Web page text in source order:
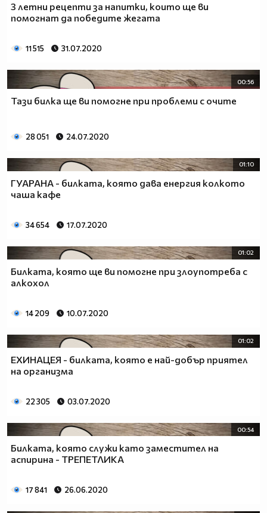
3 летни рецепти за напитки, които ще ви
помогнат да победите жегата
11 515 31.07.2020
00:56
Тази билка ще ви помогне при проблеми с очите
28 051 24.07.2020
01:10
ГУАРАНА - билката, която дава енергия колкото
чаша кафе
34 654 17.07.2020
01:02
Билката, която ще ви помогне при злоупотреба с
алкохол
14 209 10.07.2020
01:02
ЕХИНАЦЕЯ - билката, която е най-добър приятел
на организма
22 305 03.07.2020
00:54
Билката, която служи като заместител на
аспирина - ТРЕПЕТЛИКА
17 841 26.06.2020